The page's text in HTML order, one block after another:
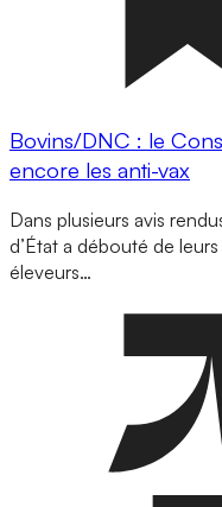
Bovins/DNC : le
encore les anti-vax
Dans plusieurs avis
d’État a débouté de
éleveurs…